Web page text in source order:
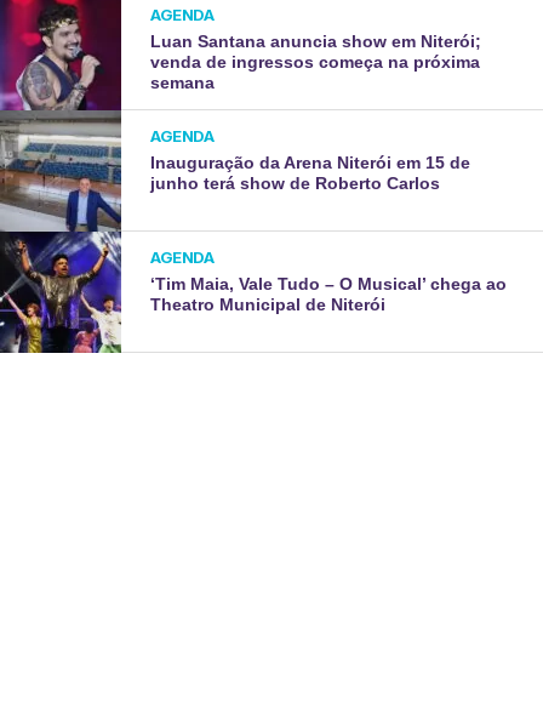
AGENDA
Luan Santana anuncia show em Niterói;
venda de ingressos começa na próxima
semana
AGENDA
Inauguração da Arena Niterói em 15 de
junho terá show de Roberto Carlos
AGENDA
‘Tim Maia, Vale Tudo – O Musical’ chega ao
Theatro Municipal de Niterói